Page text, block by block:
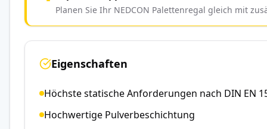
Planen Sie Ihr NEDCON Palettenregal gleich mit
Eigenschaften
Höchste statische Anforderungen nach DIN EN
Hochwertige Pulverbeschichtung